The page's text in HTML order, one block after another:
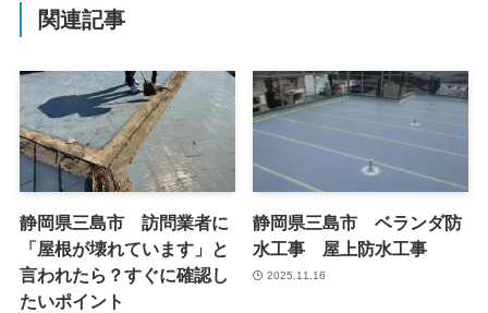
関連記事
静岡県三島市 訪問業者に
「屋根が壊れています」と
言われたら？すぐに確認し
たいポイント
静岡県三島市 ベランダ防
水工事 屋上防水工事
2025.11.16